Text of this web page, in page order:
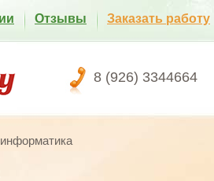
8 (926) 3344664
Отзывы Заказать работу